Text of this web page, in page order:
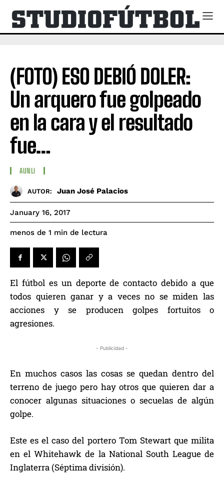
(FOTO) ESO DEBIÓ DOLER:
Un arquero fue golpeado
en la cara y el resultado
fue…
AUNLI
AUTOR: Juan José Palacios
January 16, 2017
menos de 1 min de lectura
El fútbol es un deporte de contacto debido a que
todos quieren ganar y a veces no se miden las
acciones y se producen golpes fortuitos o
agresiones.
- Publicidad -
En muchos casos las cosas se quedan dentro del
terreno de juego pero hay otros que quieren dar a
conocer algunas situaciones o secuelas de algún
golpe.
Este es el caso del portero Tom Stewart que milita
en el Whitehawk de la National South League de
Inglaterra (Séptima división).